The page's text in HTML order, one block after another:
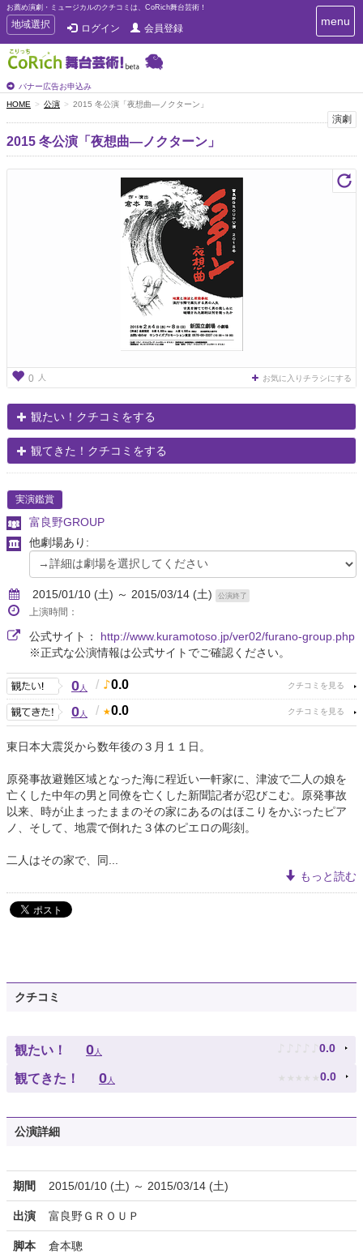
お薦め演劇・ミュージカルのクチコミは、CoRich舞台芸術！
T
o
g
g
e
n
a
v
i
地域選択 ログイン 会員登録
バナー広告お申込み
T
o
i
menu
HOME 公演 2015 冬公演「夜想曲―ノクターン」
演劇
2015 冬公演「夜想曲―ノクターン」
0 人 お気に入りチラシにする
観たい！クチコミをする
観てきた！クチコミをする
実演鑑賞
富良野GROUP
他劇場あり:
2015/01/10 (土) ～ 2015/03/14 (土) 公演終了
上演時間：
公式サイト： http://www.kuramotoso.jp/ver02/furano-group.php
※正式な公演情報は公式サイトでご確認ください。
0人 / 0.0
0人 / 0.0
東日本大震災から数年後の３月１１日。
原発事故避難区域となった海に程近い一軒家に、津波で二人の娘を
亡くした中年の男と同僚を亡くした新聞記者が忍びこむ。原発事故
以来、時が止まったままのその家にあるのはほこりをかぶったピア
ノ、そして、地震で倒れた３体のピエロの彫刻。
二人はその家で、同...
もっと読む
クチコミ
観たい！ 0 人 ♪ ♪ ♪ ♪ ♪ 0.0
観てきた！ 0 人 ★ ★ ★ ★ ★ 0.0
公演詳細
期間 2015/01/10 (土) ～ 2015/03/14 (土)
出演 富良野ＧＲＯＵＰ
脚本 倉本聰